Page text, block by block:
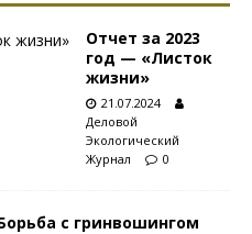
Отчет за 2023
год — «Листок
жизни»
21.07.2024
Деловой
Экологический
Журнал
0
с гринвошингом